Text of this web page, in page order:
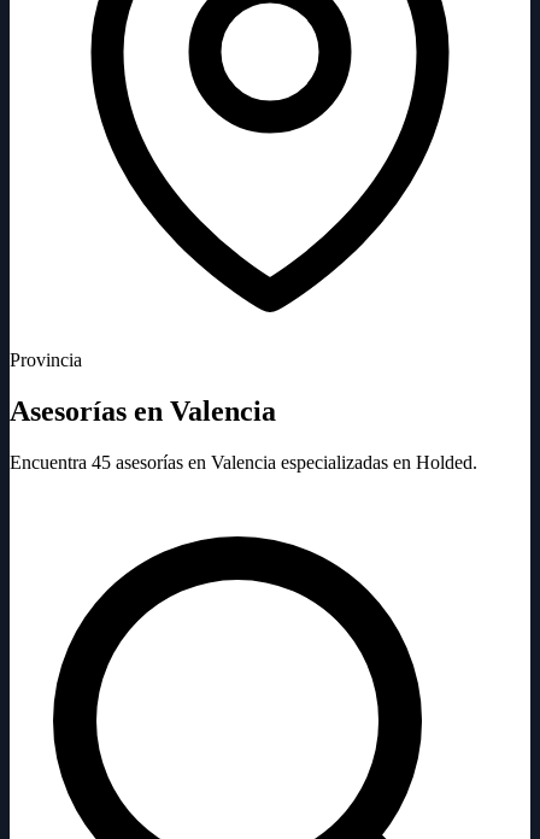
Provincia
Asesorías en Valencia
Encuentra 45 asesorías en Valencia especializadas en Holded.